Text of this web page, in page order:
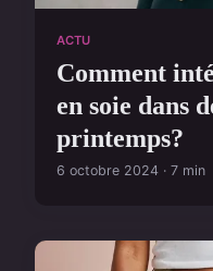
ACTU
Comment
en soie dans
printemps?
6 octobre 2024 · 7 min